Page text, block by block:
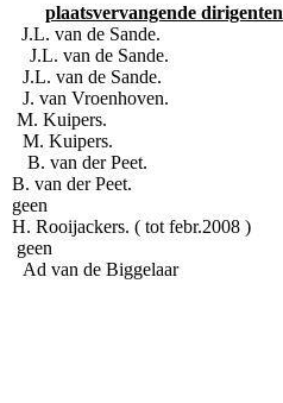
plaatsvervangende dirigenten
de Sande.
de Sande.
van de Sande.
Vroenhoven.
Kuipers.
Kuipers.
der Peet.
der Peet.
( tot febr.2008 )
de Biggelaar